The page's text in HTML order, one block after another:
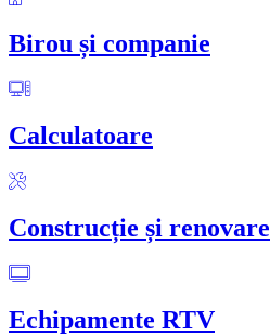
Birou și companie
Calculatoare
Construcție și renovare
Echipamente RTV